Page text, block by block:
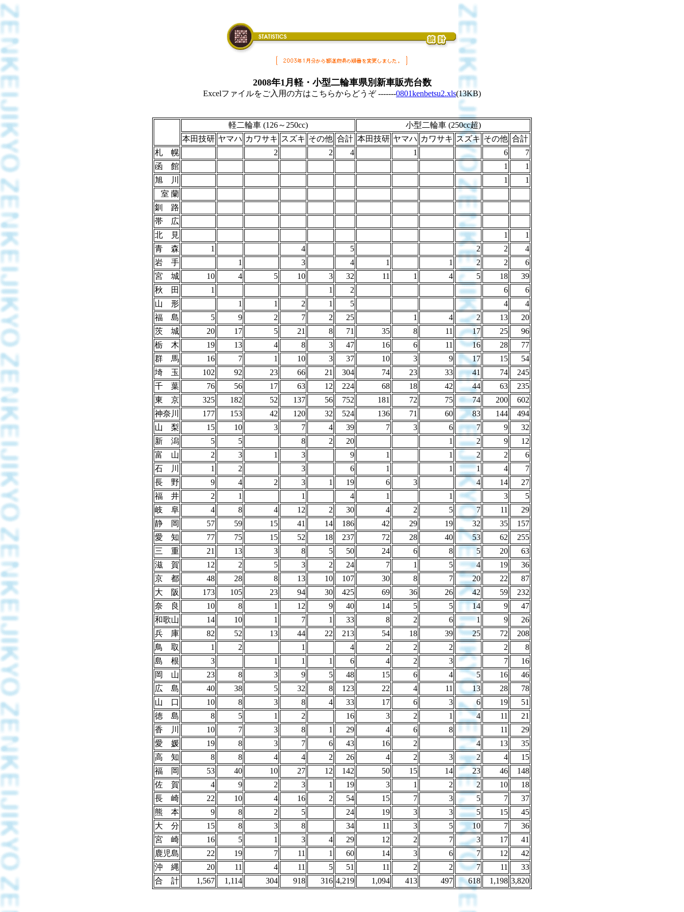
2008年1月軽・小型二輪車県別新車販売台数
Excelファイルをご入用の方はこちらからどうぞ -------0801kenbetsu2.xls(13KB)
軽二輪車 (126～250cc)
小型二輪車 (250cc超)
本田技研 ヤマハ カワサキ スズキ その他 合計 本田技研 ヤマハ カワサキ スズキ その他 合計
札 幌
2 2 4 1 6
7
函 館
1
1
旭 川
1
1
室 蘭
釧 路
帯 広
北 見
1
1
青 森
1 4 5 2 2
4
岩 手
1 3 4 1 1 2 2
6
宮 城
10 4 5 10 3 32 11 1 4 5 18
39
秋 田
1 1 2 6
6
山 形
1 1 2 1 5 4
4
福 島
5 9 2 7 2 25 1 4 2 13
20
茨 城
20 17 5 21 8 71 35 8 11 17 25
96
栃 木
19 13 4 8 3 47 16 6 11 16 28
77
群 馬
16 7 1 10 3 37 10 3 9 17 15
54
埼 玉
102 92 23 66 21 304 74 23 33 41 74
245
千 葉
76 56 17 63 12 224 68 18 42 44 63
235
東 京
325 182 52 137 56 752 181 72 75 74 200
602
神奈川
177 153 42 120 32 524 136 71 60 83 144
494
山 梨
15 10 3 7 4 39 7 3 6 7 9
32
新 潟
5 5 8 2 20 1 2 9
12
富 山
2 3 1 3 9 1 1 2 2
6
石 川
1 2 3 6 1 1 1 4
7
長 野
9 4 2 3 1 19 6 3 4 14
27
福 井
2 1 1 4 1 1 3
5
岐 阜
4 8 4 12 2 30 4 2 5 7 11
29
静 岡
57 59 15 41 14 186 42 29 19 32 35
157
愛 知
77 75 15 52 18 237 72 28 40 53 62
255
三 重
21 13 3 8 5 50 24 6 8 5 20
63
滋 賀
12 2 5 3 2 24 7 1 5 4 19
36
京 都
48 28 8 13 10 107 30 8 7 20 22
87
大 阪
173 105 23 94 30 425 69 36 26 42 59
232
奈 良
10 8 1 12 9 40 14 5 5 14 9
47
和歌山
14 10 1 7 1 33 8 2 6 1 9
26
兵 庫
82 52 13 44 22 213 54 18 39 25 72
208
鳥 取
1 2 1 4 2 2 2 2
8
島 根
3 1 1 1 6 4 2 3 7
16
岡 山
23 8 3 9 5 48 15 6 4 5 16
46
広 島
40 38 5 32 8 123 22 4 11 13 28
78
山 口
10 8 3 8 4 33 17 6 3 6 19
51
徳 島
8 5 1 2 16 3 2 1 4 11
21
香 川
10 7 3 8 1 29 4 6 8 11
29
愛 媛
19 8 3 7 6 43 16 2 4 13
35
高 知
8 8 4 4 2 26 4 2 3 2 4
15
福 岡
53 40 10 27 12 142 50 15 14 23 46
148
佐 賀
4 9 2 3 1 19 3 1 2 2 10
18
長 崎
22 10 4 16 2 54 15 7 3 5 7
37
熊 本
9 8 2 5 24 19 3 3 5 15
45
大 分
15 8 3 8 34 11 3 5 10 7
36
宮 崎
16 5 1 3 4 29 12 2 7 3 17
41
鹿児島
22 19 7 11 1 60 14 3 6 7 12
42
沖 縄
20 11 4 11 5 51 11 2 2 7 11
33
合 計
1,567 1,114 304 918 316 4,219 1,094 413 497 618 1,198 3,820